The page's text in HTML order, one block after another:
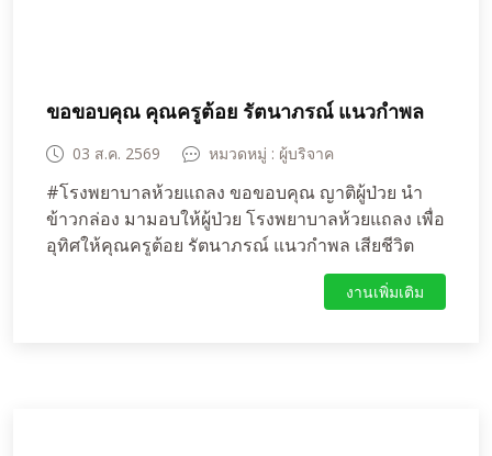
ขอขอบคุณ คุณครูต้อย รัตนาภรณ์ แนวกำพล
03 ส.ค. 2569 หมวดหมู่ : ผู้บริจาค
#โรงพยาบาลห้วยแถลง ขอขอบคุณ ญาติผู้ป่วย นำ
ข้าวกล่อง มามอบให้ผู้ป่วย โรงพยาบาลห้วยแถลง เพื่อ
อุทิศให้คุณครูต้อย รัตนาภรณ์ แนวกำพล เสียชีวิต
งานเพิ่มเติม